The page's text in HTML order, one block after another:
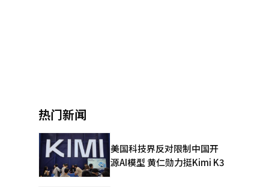
热门新闻
美国科技界反对限制中国开
源AI模型 黄仁勋力挺Kimi K3